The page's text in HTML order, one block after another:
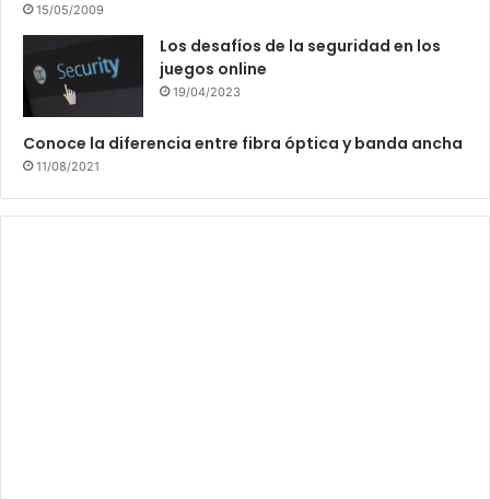
15/05/2009
Los desafíos de la seguridad en los
juegos online
19/04/2023
Conoce la diferencia entre fibra óptica y banda ancha
11/08/2021